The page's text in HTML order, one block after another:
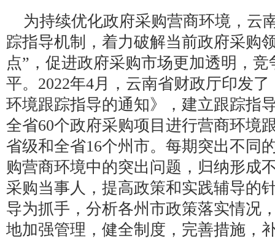
为持续优化政府采购营商环境，云
踪指导机制，着力破解当前政府采购
点”，促进政府采购市场更加透明，
平。2022年4月，云南省财政厅印发
环境跟踪指导的通知》，建立跟踪指
全省60个政府采购项目进行营商环境
省级和全省16个州市。每期突出不同
购营商环境中的突出问题，归纳形成
采购当事人，提高政策和实践辅导的
导为抓手，分析各州市政策落实情况
地加强管理，健全制度，完善措施，